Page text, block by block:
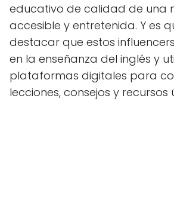
educativo de calidad de una
accesible y entretenida. Y es
destacar que estos
en la enseñanza del inglés y
plataformas digitales para
lecciones, consejos y recursos